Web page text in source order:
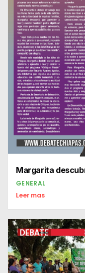
Margarita
GENERAL
Leer mas